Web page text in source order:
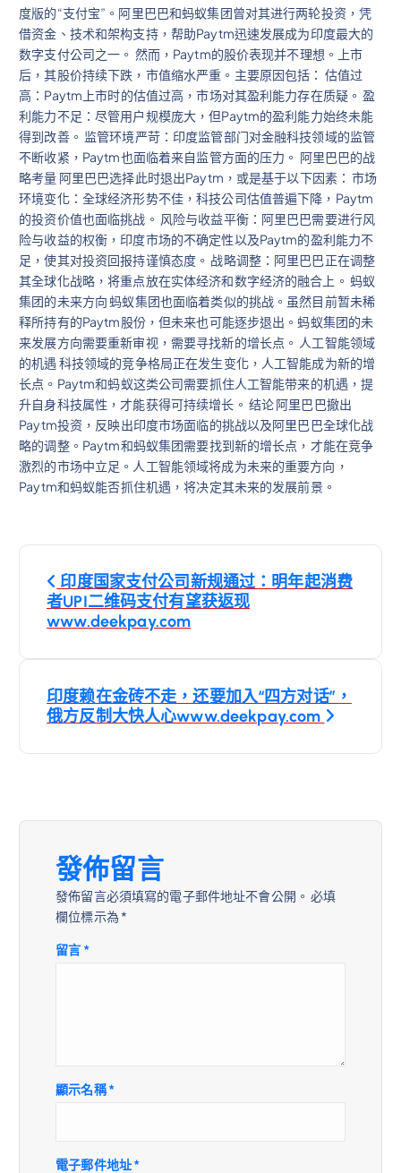
度版的“支付宝”。阿里巴巴和蚂蚁集团曾对其进行两轮投资，凭
借资金、技术和架构支持，帮助Paytm迅速发展成为印度最大的
数字支付公司之一。 然而，Paytm的股价表现并不理想。上市
后，其股价持续下跌，市值缩水严重。主要原因包括： 估值过
高：Paytm上市时的估值过高，市场对其盈利能力存在质疑。 盈
利能力不足：尽管用户规模庞大，但Paytm的盈利能力始终未能
得到改善。 监管环境严苛：印度监管部门对金融科技领域的监管
不断收紧，Paytm也面临着来自监管方面的压力。 阿里巴巴的战
略考量 阿里巴巴选择此时退出Paytm，或是基于以下因素： 市场
环境变化：全球经济形势不佳，科技公司估值普遍下降，Paytm
的投资价值也面临挑战。 风险与收益平衡：阿里巴巴需要进行风
险与收益的权衡，印度市场的不确定性以及Paytm的盈利能力不
足，使其对投资回报持谨慎态度。 战略调整：阿里巴巴正在调整
其全球化战略，将重点放在实体经济和数字经济的融合上。 蚂蚁
集团的未来方向 蚂蚁集团也面临着类似的挑战。虽然目前暂未稀
释所持有的Paytm股份，但未来也可能逐步退出。蚂蚁集团的未
来发展方向需要重新审视，需要寻找新的增长点。 人工智能领域
的机遇 科技领域的竞争格局正在发生变化，人工智能成为新的增
长点。Paytm和蚂蚁这类公司需要抓住人工智能带来的机遇，提
升自身科技属性，才能获得可持续增长。 结论 阿里巴巴撤出
Paytm投资，反映出印度市场面临的挑战以及阿里巴巴全球化战
略的调整。Paytm和蚂蚁集团需要找到新的增长点，才能在竞争
激烈的市场中立足。人工智能领域将成为未来的重要方向，
Paytm和蚂蚁能否抓住机遇，将决定其未来的发展前景。
文
章
覽
印度国家支付公司新规通过：明年起消费
者UPI二维码支付有望获返现
www.deekpay.com
印度赖在金砖不走，还要加入“四方对话”，
俄方反制大快人心www.deekpay.com
發佈留言
發佈留言必須填寫的電子郵件地址不會公開。 必填
欄位標示為 *
留言 *
顯示名稱*
電子郵件地址*